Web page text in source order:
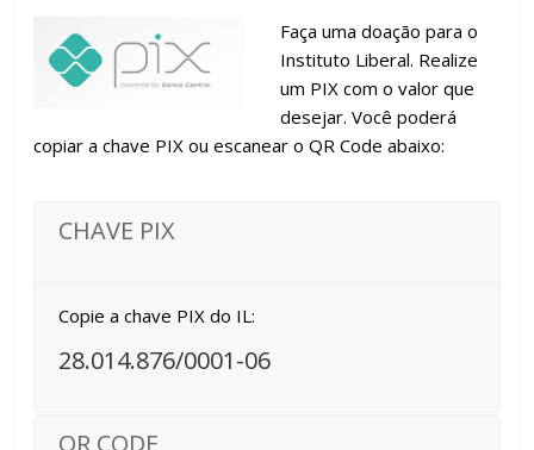
Faça uma doação para o
Instituto Liberal. Realize
um PIX com o valor que
desejar. Você poderá
copiar a chave PIX ou escanear o QR Code abaixo:
CHAVE PIX
Copie a chave PIX do IL:
28.014.876/0001-06
QR CODE